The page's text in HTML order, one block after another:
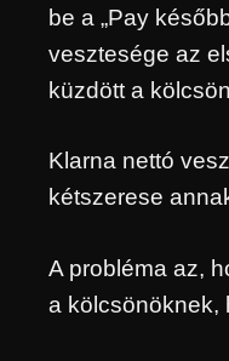
be a „Pay
vesztesége az
küzdött a
Klarna nettó
kétszerese
A probléma az,
a kölcsönöknek,